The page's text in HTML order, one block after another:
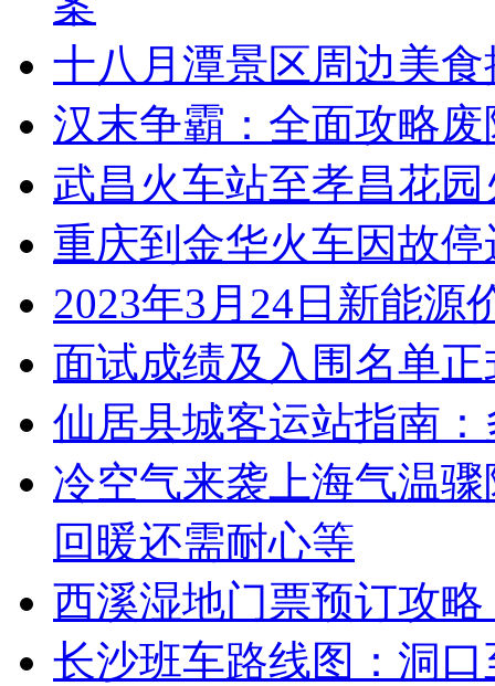
十八月潭景区周边美食
汉末争霸：全面攻略
武昌火车站至孝昌花
重庆到金华火车因故
2023年3月24日新能源
面试成绩及入围名单
仙居县城客运站指南
冷空气来袭上海气温
回暖还需耐心等
西溪湿地门票预订攻
长沙班车路线图：洞